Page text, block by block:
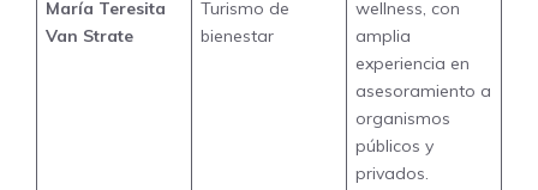
María Teresita
Van Strate
Turismo de
bienestar
wellness, con
amplia
experiencia en
asesoramiento a
organismos
públicos y
privados.